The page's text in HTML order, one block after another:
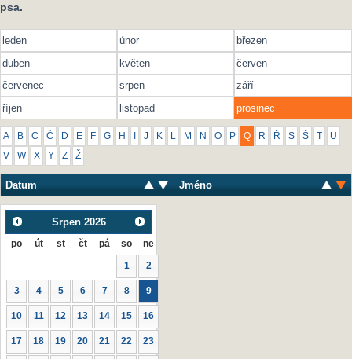
psa.
leden únor
březen
duben
květen
červen
červenec
srpen
září
říjen
listopad prosinec
A B C Č D E F G H J K L M N O P Q R Ř S Š U
V W X Y Z Ž
Datum Jméno
Srpen 2026
po út st čt pá so ne
1 2
3 4 5 6 7 8 9
10 11 12 13 14 15 16
17 18 19 20 21 22 23